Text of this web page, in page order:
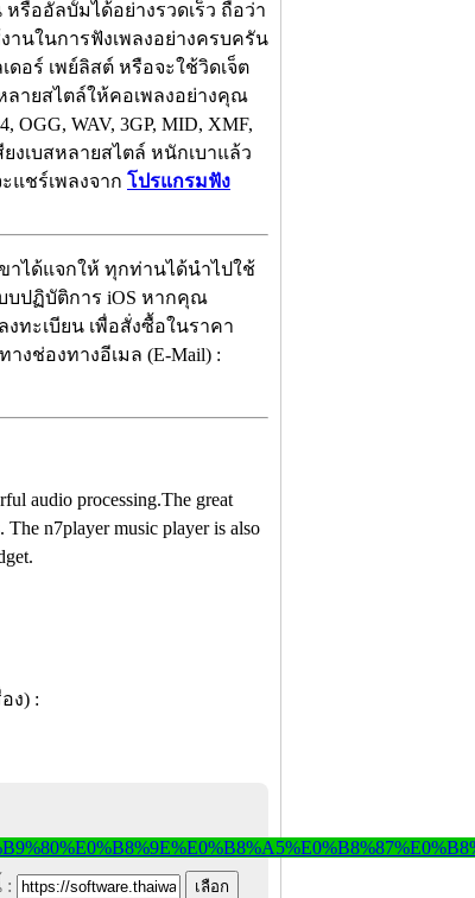
หรืออัลบั้มได้อย่างรวดเร็ว ถือว่า
านในการฟังเพลงอย่างครบครัน
อร์ เพย์ลิสต์ หรือจะใช้วิดเจ็ต
ลายสไตล์ให้คอเพลงอย่างคุณ
WAV, 3GP, MID, XMF,
ยงเบสหลายสไตล์ หนักเบาแล้ว
แชร์เพลงจาก โปรแกรมฟัง
ขาได้แจกให้ ทุกท่านได้นำไปใช้
บปฏิบัติการ iOS หากคุณ
ทะเบียน เพื่อสั่งซื้อในราคา
ช่องทางอีเมล (E-Mail) :
audio processing.The great
The n7player music player is also
: